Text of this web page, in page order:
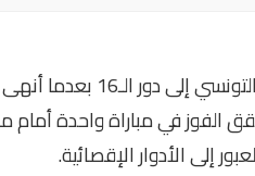
تأهل المنتخب
الفوز في مباراة واحدة أمام
إلى الأدوار الإقصائية.